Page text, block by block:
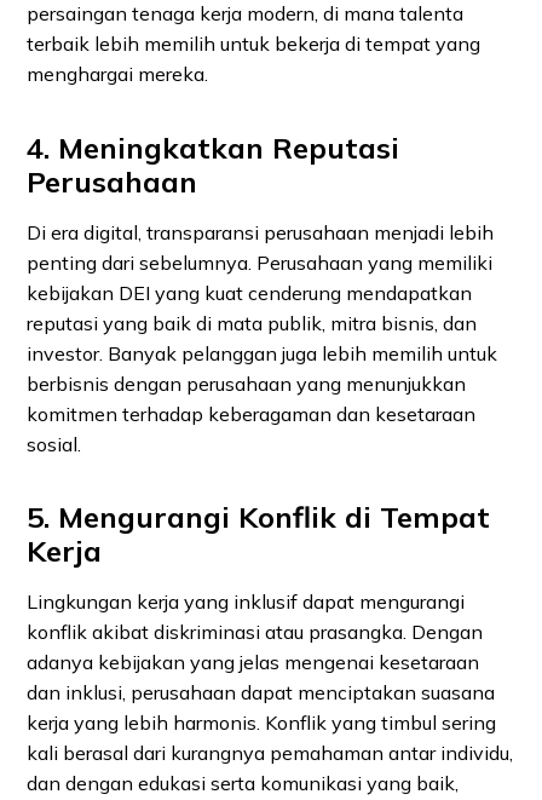
persaingan tenaga kerja modern, di mana talenta
terbaik lebih memilih untuk bekerja di tempat yang
menghargai mereka.
4. Meningkatkan Reputasi
Perusahaan
Di era digital, transparansi perusahaan menjadi lebih
penting dari sebelumnya. Perusahaan yang memiliki
kebijakan DEI yang kuat cenderung mendapatkan
reputasi yang baik di mata publik, mitra bisnis, dan
investor. Banyak pelanggan juga lebih memilih untuk
berbisnis dengan perusahaan yang menunjukkan
komitmen terhadap keberagaman dan kesetaraan
sosial.
5. Mengurangi Konflik di Tempat
Kerja
Lingkungan kerja yang inklusif dapat mengurangi
konflik akibat diskriminasi atau prasangka. Dengan
adanya kebijakan yang jelas mengenai kesetaraan
dan inklusi, perusahaan dapat menciptakan suasana
kerja yang lebih harmonis. Konflik yang timbul sering
kali berasal dari kurangnya pemahaman antar individu,
dan dengan edukasi serta komunikasi yang baik,